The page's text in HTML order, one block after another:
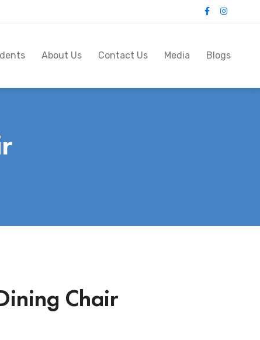
About Us Contact Us Media Blogs
Chair